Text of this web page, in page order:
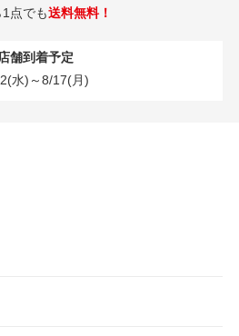
点でも送料無料！
舗到着予定
水)～8/17(月)